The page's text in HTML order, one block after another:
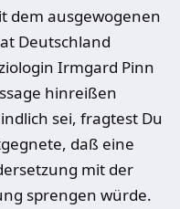
dem ausgewogenen
Deutschland
Irmgard Pinn
hinreißen
sei, fragtest Du
daß eine
mit der
sprengen würde.